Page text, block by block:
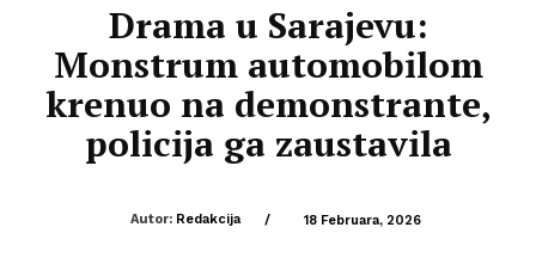
Drama u Sarajevu:
Monstrum automobilom
krenuo na demonstrante,
policija ga zaustavila
Autor: Redakcija / 18 Februara, 2026